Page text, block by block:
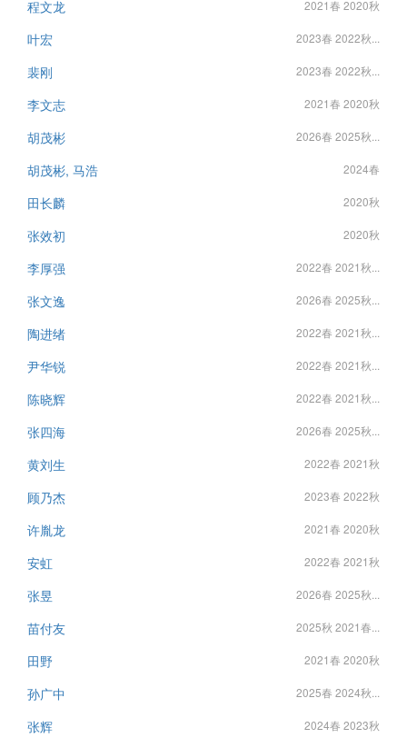
程文龙 2021春 2020秋
叶宏 2023春 2022秋...
裴刚 2023春 2022秋...
李文志 2021春 2020秋
胡茂彬 2026春 2025秋...
胡茂彬, 马浩 2024春
田长麟 2020秋
张效初 2020秋
李厚强 2022春 2021秋...
张文逸 2026春 2025秋...
陶进绪 2022春 2021秋...
尹华锐 2022春 2021秋...
陈晓辉 2022春 2021秋...
张四海 2026春 2025秋...
黄刘生 2022春 2021秋
顾乃杰 2023春 2022秋
许胤龙 2021春 2020秋
安虹 2022春 2021秋
张昱 2026春 2025秋...
苗付友 2025秋 2021春...
田野 2021春 2020秋
孙广中 2025春 2024秋...
张辉 2024春 2023秋